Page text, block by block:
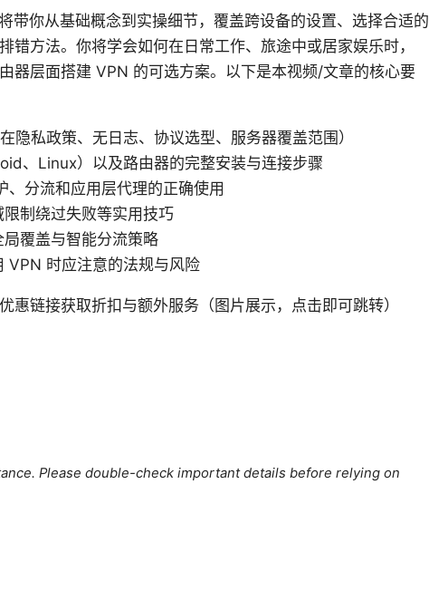
带你从基础概念到实操细节，覆盖跨设备的设置、选择合适的
方法。你将学会如何在日常工作、旅途中或居家娱乐时，
器层面搭建 VPN 的可选方案。以下是本视频/文章的核心要
隐私政策、无日志、协议选型、服务器覆盖范围）
、Linux）以及路由器的完整安装与连接步骤
分流和应用层代理的正确使用
制绕过失败等实用技巧
覆盖与智能分流策略
VPN 时应注意的法规与风险
链接获取折扣与额外服务（图片展示，点击即可跳转）
Please double-check important details before relying on